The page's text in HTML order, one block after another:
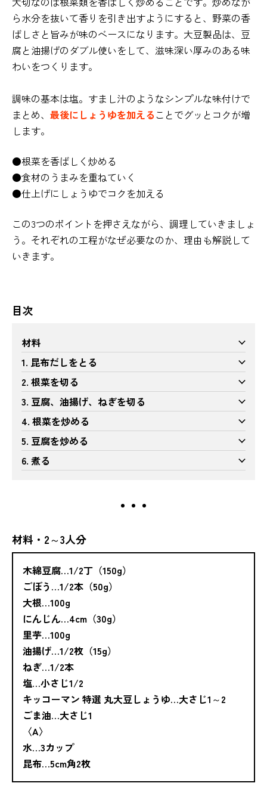
ら水分を抜いて香りを引き出すようにすると、野菜の香
ばしさと旨みが味のベースになります。大豆製品は、豆
腐と油揚げのダブル使いをして、滋味深い厚みのある味
わいをつくります。
調味の基本は塩。すまし汁のようなシンプルな味付けで
まとめ、 最後にしょうゆを加えることでグッとコクが増
します。
●根菜を香ばしく炒める
●食材のうまみを重ねていく
●仕上げにしょうゆでコクを加える
この3つのポイントを押さえながら、調理していきましょ
う。それぞれの工程がなぜ必要なのか、理由も解説して
いきます。
目次
材料
1. 昆布だしをとる
2. 根菜を切る
3. 豆腐、油揚げ、ねぎを切る
4. 根菜を炒める
5. 豆腐を炒める
6. 煮る
材料・2～3人分
木綿豆腐…1/2丁（150g）
ごぼう…1/2本（50g）
大根…100g
にんじん…4cm（30g）
里芋…100g
油揚げ…1/2枚（15g）
ねぎ…1/2本
塩…小さじ1/2
キッコーマン 特選 丸大豆しょうゆ…大さじ1～2
ごま油…大さじ1
〈A〉
水…3カップ
昆布…5cm角2枚